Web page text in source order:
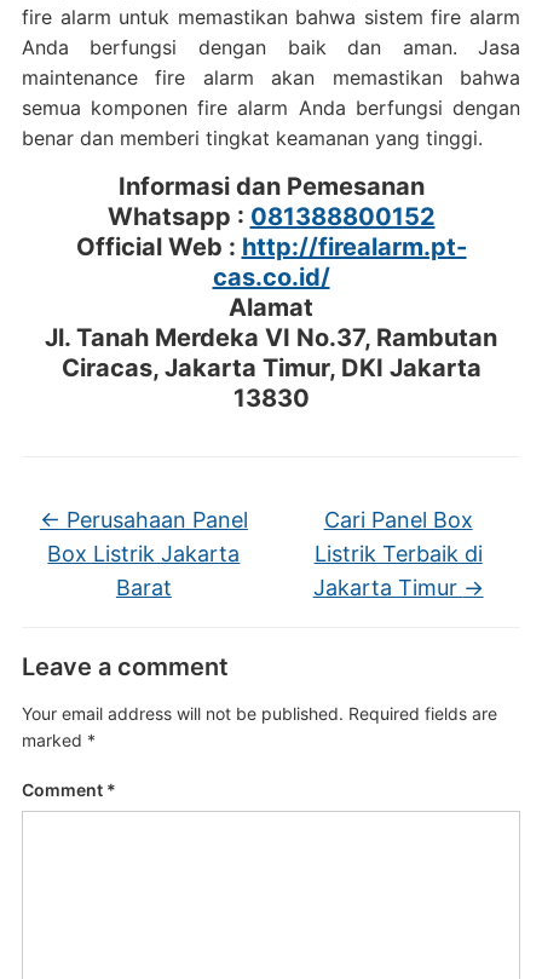
fire alarm untuk memastikan bahwa sistem fire alarm
Anda berfungsi dengan baik dan aman. Jasa
maintenance fire alarm akan memastikan bahwa
semua komponen fire alarm Anda berfungsi dengan
benar dan memberi tingkat keamanan yang tinggi.
Informasi dan Pemesanan
Whatsapp : 081388800152
Official Web : http://firealarm.pt-
cas.co.id/
Alamat
Jl. Tanah Merdeka VI No.37, Rambutan
Ciracas, Jakarta Timur, DKI Jakarta
13830
← Perusahaan Panel
Box Listrik Jakarta
Barat
Cari Panel Box
Listrik Terbaik di
Jakarta Timur →
Leave a comment
Your email address will not be published. Required fields are
marked *
Comment *